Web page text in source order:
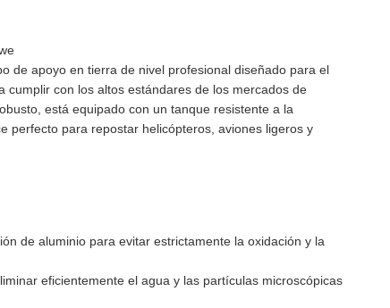
de apoyo en tierra de nivel profesional diseñado para el
con los altos estándares de los mercados de
está equipado con un tanque resistente a la
perfecto para repostar helicópteros, aviones ligeros y
de aluminio para evitar estrictamente la oxidación y la
eficientemente el agua y las partículas microscópicas